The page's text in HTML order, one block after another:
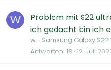
W
Problem mit S22
ich gedacht bin ich
w. Samsung Galaxy S22
Antworten 18 12. Juli